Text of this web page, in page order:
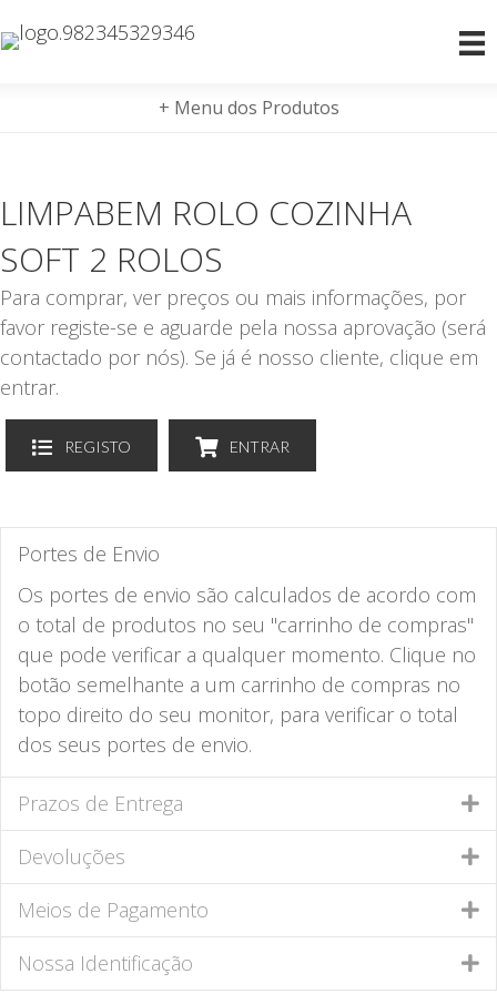
+ Menu dos Produtos
LIMPABEM ROLO COZINHA
SOFT 2 ROLOS
Para comprar, ver preços ou mais informações, por
favor registe-se e aguarde pela nossa aprovação (será
contactado por nós). Se já é nosso cliente, clique em
entrar.
REGISTO ENTRAR
Portes de Envio
Os portes de envio são calculados de acordo com
o total de produtos no seu "carrinho de compras"
que pode verificar a qualquer momento. Clique no
botão semelhante a um carrinho de compras no
topo direito do seu monitor, para verificar o total
dos seus portes de envio.
Prazos de Entrega
Devoluções
Meios de Pagamento
Nossa Identificação